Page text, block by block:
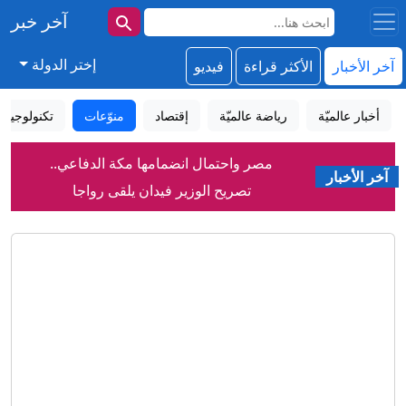
آخر خبر
آخر الأخبار الأكثر قراءة فيديو إختر الدولة
أخبار عالميّة رياضة عالميّة إقتصاد منوّعات تكنولوجيا
آخر الأخبار
مصر واحتمال انضمامها مكة الدفاعي..
تصريح الوزير فيدان يلقى رواجا
مصادر تكشف لـCNN ما يقوله كبير
جنرالات ترامب عن الحرب مع إيران